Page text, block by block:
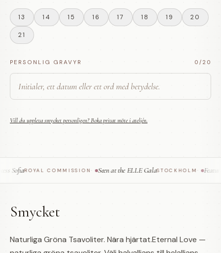
13 14 15 16 17 18 19 20
21
PERSONLIG GRAVYR 0 /20
Vill du uppleva smycket personligen? Boka privat möte i ateljén.
SofiaROYAL COMMISSION· Seen at the ELLE GalaSTOCKHOLM ·
Smycket
Naturliga Gröna Tsavoliter. Nära hjärtat.Eternal Love —